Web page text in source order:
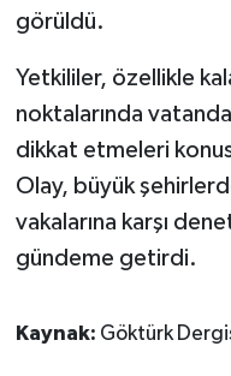
görüldü.
Yetkililer, özellikle
noktalarında
dikkat etmeleri
Olay, büyük
vakalarına karşı
gündeme getirdi.
Kaynak: Göktürk